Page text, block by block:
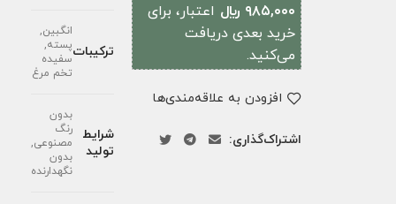
۹۸۵,۰۰۰ ﷼
اعتبار، برای
خرید بعدی دریافت
می‌کنید.
افزودن به علاقه‌مندی‌ها
اشتراک‌گذاری:
ترکیبات
انگبین,
پسته,
سفیده
تخم مرغ
شرایط
تولید
بدون
رنگ
مصنوعی,
بدون
نگهدارنده